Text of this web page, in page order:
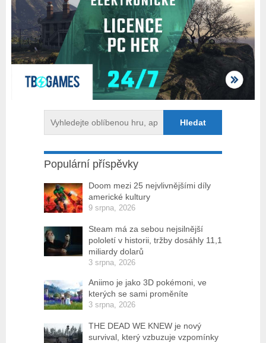
Populární příspěvky
Doom mezi 25 nejvlivnějšími díly
americké kultury
9 srpna, 2026
Steam má za sebou nejsilnější
pololetí v historii, tržby dosáhly 11,1
miliardy dolarů
3 srpna, 2026
Aniimo je jako 3D pokémoni, ve
kterých se sami proměníte
3 srpna, 2026
THE DEAD WE KNEW je nový
survival, který vzbuzuje vzpomínky